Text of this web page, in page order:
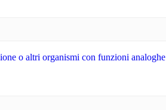
o altri organismi con funzioni analoghe